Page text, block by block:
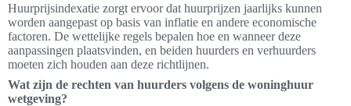
Huurprijsindexatie zorgt ervoor dat huurprijzen jaarlijks kunnen
worden aangepast op basis van inflatie en andere economische
factoren. De wettelijke regels bepalen hoe en wanneer deze
aanpassingen plaatsvinden, en beiden huurders en verhuurders
moeten zich houden aan deze richtlijnen.
Wat zijn de rechten van huurders volgens de woninghuur
wetgeving?